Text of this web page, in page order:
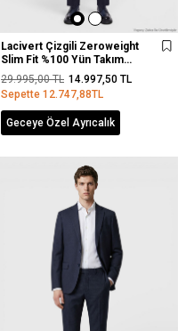
Lacivert Çizgili Zeroweight
Slim Fit %100 Yün Takım
Elbise
29.995,00TL 14.997,50 TL
Sepette 12.747,88TL
Geceye Özel Ayrıcalık